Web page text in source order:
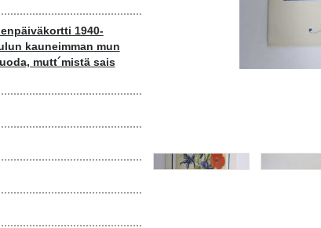
1940-
kauneimman mun
mutt´mistä sais